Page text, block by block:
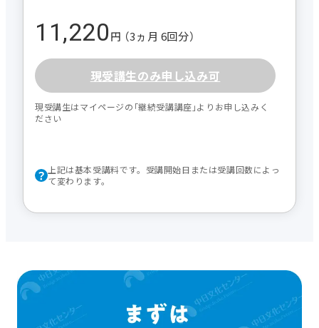
11,220円 （3ヵ月 6回分）
現受講生のみ申し込み可
現受講生はマイページの｢継続受講講座｣よりお申し込みく
ださい
上記は基本受講料です。受講開始日または受講回数によっ
て変わります。